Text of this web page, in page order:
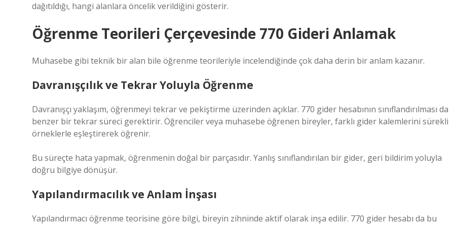
dağıtıldığı, hangi alanlara öncelik verildiğini gösterir.
Öğrenme Teorileri Çerçevesinde 770 Gideri Anlamak
Muhasebe gibi teknik bir alan bile öğrenme teorileriyle incelendiğinde çok daha derin bir anlam kazanır.
Davranışçılık ve Tekrar Yoluyla Öğrenme
Davranışçı yaklaşım, öğrenmeyi tekrar ve pekiştirme üzerinden açıklar. 770 gider hesabının sınıflandırılması da
benzer bir tekrar süreci gerektirir. Öğrenciler veya muhasebe öğrenen bireyler, farklı gider kalemlerini sürekli
örneklerle eşleştirerek öğrenir.
Bu süreçte hata yapmak, öğrenmenin doğal bir parçasıdır. Yanlış sınıflandırılan bir gider, geri bildirim yoluyla
doğru bilgiye dönüşür.
Yapılandırmacılık ve Anlam İnşası
Yapılandırmacı öğrenme teorisine göre bilgi, bireyin zihninde aktif olarak inşa edilir. 770 gider hesabı da bu